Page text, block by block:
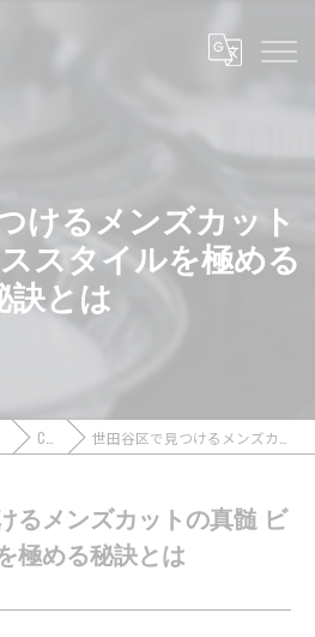
けるメンズカット
スタイルを極める
訣とは
COLUMN 世田谷区で見つけるメンズカットの真髄 ビジネススタイルを極める秘訣とは
るメンズカットの真髄 ビ
極める秘訣とは